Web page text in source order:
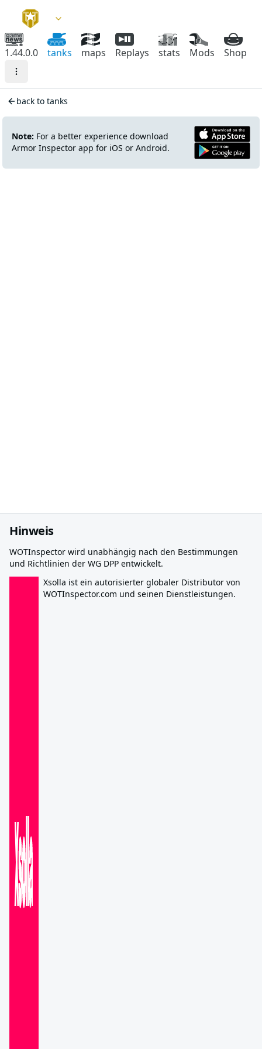
1.44.0.0 tanks maps Replays stats Mods Shop
back to tanks
Note: For a better experience download
Armor Inspector app for iOS or Android.
Hinweis
WOTInspector wird unabhängig nach den Bestimmungen
und Richtlinien der WG DPP entwickelt.
Xsolla ist ein autorisierter globaler Distributor von
WOTInspector.com und seinen Dienstleistungen.